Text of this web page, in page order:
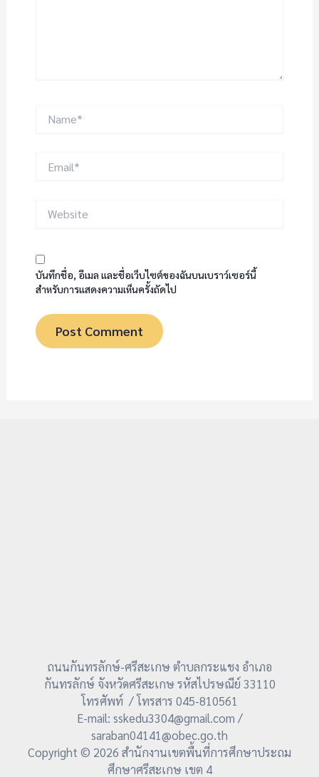
บันทึกชื่อ, อีเมล และชื่อเว็บไซต์ของฉันบนเบราว์เซอร์นี้
สำหรับการแสดงความเห็นครั้งถัดไป
ถนนกันทรลักษ์-ศรีสะเกษ ตำบลกระแชง อำเภอ
กันทรลักษ์ จังหวัดศรีสะเกษ รหัสไปรษณีย์ 33110
โทรศัพท์ / โทรสาร 045-810561
E-mail: sskedu3304@gmail.com /
saraban04141@obec.go.th
Copyright © 2026 สำนักงานเขตพื้นที่การศึกษาประถม
ศึกษาศรีสะเกษ เขต 4